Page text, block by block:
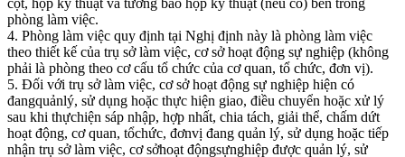
cột, hộp kỹ thuật và tường bao hộp kỹ thuật (nếu có) bên trong
phòng làm việc.
4. Phòng làm việc quy định tại Nghị định này là phòng làm việc
theo thiết kế của trụ sở làm việc, cơ sở hoạt động sự nghiệp (không
phải là phòng theo cơ cấu tổ chức của cơ quan, tổ chức, đơn vị).
5. Đối với trụ sở làm việc, cơ sở hoạt động sự nghiệp hiện có
đangquảnlý, sử dụng hoặc thực hiện giao, điều chuyển hoặc xử lý
sau khi thựchiện sáp nhập, hợp nhất, chia tách, giải thể, chấm dứt
hoạt động, cơ quan, tổchức, đơnvị đang quản lý, sử dụng hoặc tiếp
nhận trụ sở làm việc, cơ sởhoạt độngsựnghiệp được quản lý, sử